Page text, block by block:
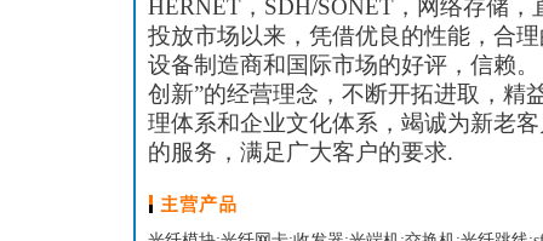
HERNET，SDH/SONET，网络存储
投放市场以来，凭借优良的性能，合
设备制造商和国际市场的好评，信赖
创新”的经营理念，不断开拓进取，精
理体系和企业文化体系，竭诚为新老
的服务，满足广大客户的要求.